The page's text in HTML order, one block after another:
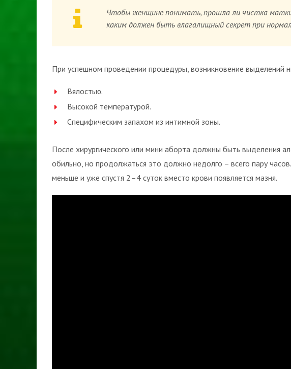
Чтобы женщине понимать, прошла ли чистка матки
каким должен быть влагалищный секрет при
При успешном проведении процедуры, возникновение выделений
Вялостью.
Высокой температурой.
Специфическим запахом из интимной зоны.
После хирургического или мини аборта должны быть выделения
обильно, но продолжаться это должно недолго – всего пару
меньше и уже спустя 2–4 суток вместо крови появляется мазня.